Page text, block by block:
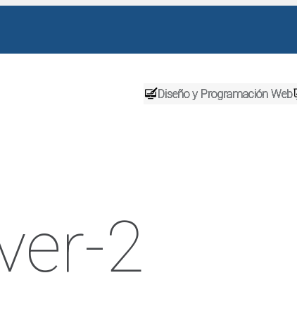
Diseño y Programación Web
2